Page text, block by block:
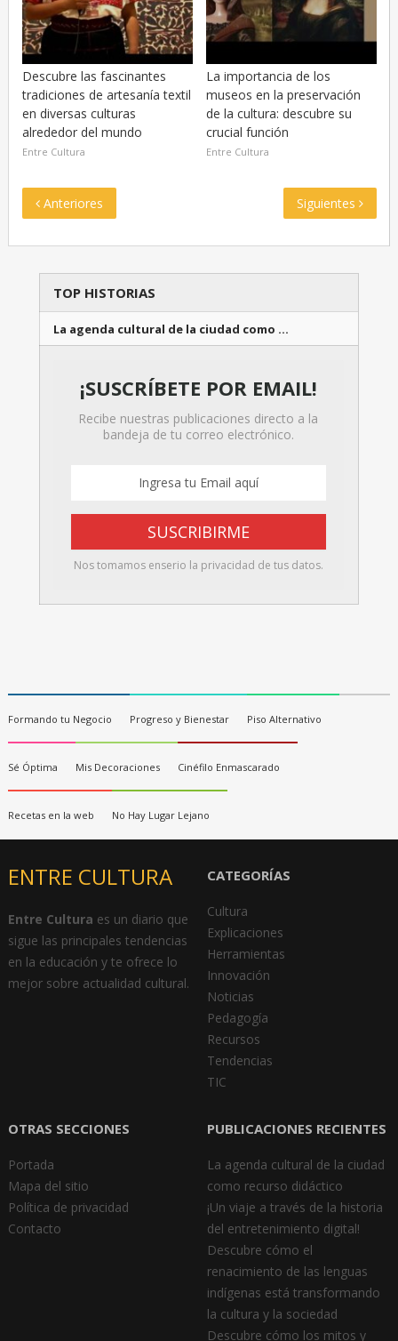
Descubre las fascinantes
tradiciones de artesanía textil
en diversas culturas
alrededor del mundo
Entre Cultura
La importancia de los
museos en la preservación
de la cultura: descubre su
crucial función
Entre Cultura
Anteriores Siguientes
TOP HISTORIAS
La agenda cultural de la ciudad como …
¡SUSCRÍBETE POR EMAIL!
Recibe nuestras publicaciones directo a la
bandeja de tu correo electrónico.
Nos tomamos enserio la privacidad de tus datos.
Formando tu Negocio Progreso y Bienestar Piso Alternativo
Sé Óptima Mis Decoraciones Cinéfilo Enmascarado
Recetas en la web No Hay Lugar Lejano
ENTRE CULTURA
Entre Cultura es un diario que
sigue las principales tendencias
en la educación y te ofrece lo
mejor sobre actualidad cultural.
CATEGORÍAS
Cultura
Explicaciones
Herramientas
Innovación
Noticias
Pedagogía
Recursos
Tendencias
TIC
OTRAS SECCIONES
Portada
Mapa del sitio
Política de privacidad
Contacto
PUBLICACIONES RECIENTES
La agenda cultural de la ciudad
como recurso didáctico
¡Un viaje a través de la historia
del entretenimiento digital!
Descubre cómo el
renacimiento de las lenguas
indígenas está transformando
la cultura y la sociedad
Descubre cómo los mitos y